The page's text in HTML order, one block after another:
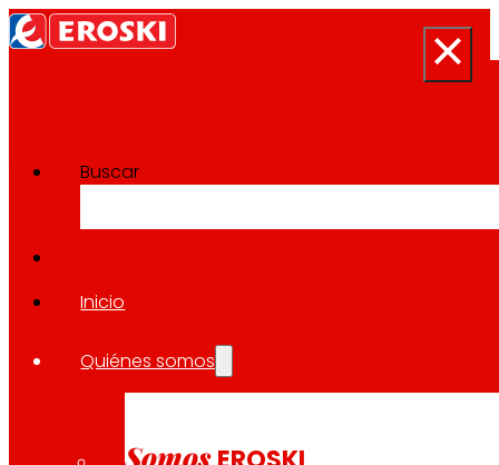
Buscar
Inicio
Quiénes somos
Somos
Sala de prensa
Volver a todas las noticias
25.11.2024